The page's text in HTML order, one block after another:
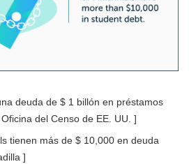
deuda de $ 1 billón en préstamos
del Censo de EE. UU. ]
tienen más de $ 10,000 en deuda
]